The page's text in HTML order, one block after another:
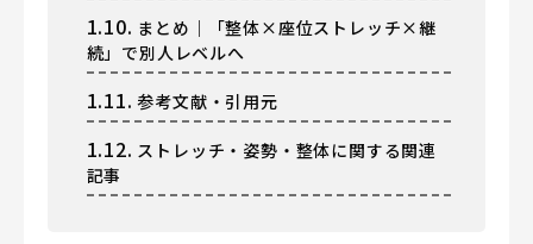
1.10. まとめ｜「整体×座位ストレッチ×継
続」で別人レベルへ
1.11. 参考文献・引用元
1.12. ストレッチ・姿勢・整体に関する関連
記事